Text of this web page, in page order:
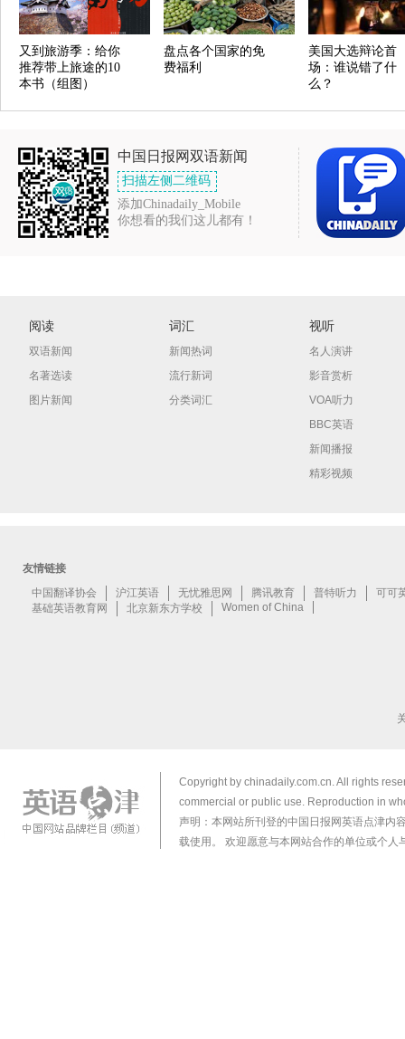
又到旅游季：给你
推荐带上旅途的10
本书（组图）
盘点各个国家的免
费福利
美国大选辩论首
场：谁说错了什
么？
中国日报网双语新闻
扫描左侧二维码
添加Chinadaily_Mobile
你想看的我们这儿都有！
阅读
双语新闻
名著选读
图片新闻
词汇
新闻热词
流行新词
分类词汇
视听
名人演讲
影音赏析
VOA听力
BBC英语
新闻播报
精彩视频
Copyright by chinadaily.com.cn. All rights
commercial or public use. Reproduction in
声明：本网站所刊登的中国日报网英语点津内
载使用。 欢迎愿意与本网站合作的单位或个人